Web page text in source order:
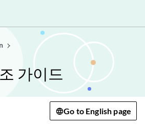
가이드
Go to English page